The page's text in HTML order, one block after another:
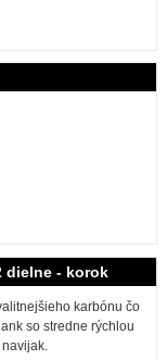
dielne - korok
karbónu čo
so stredne rýchlou